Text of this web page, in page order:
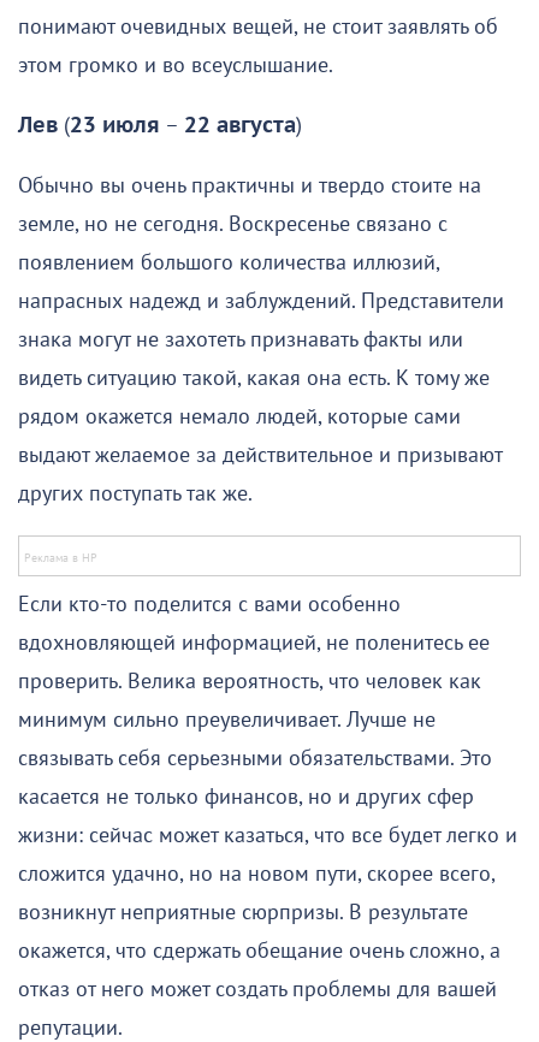
понимают очевидных вещей, не стоит заявлять об
этом громко и во всеуслышание.
Лев (23 июля – 22 августа)
Обычно вы очень практичны и твердо стоите на
земле, но не сегодня. Воскресенье связано с
появлением большого количества иллюзий,
напрасных надежд и заблуждений. Представители
знака могут не захотеть признавать факты или
видеть ситуацию такой, какая она есть. К тому же
рядом окажется немало людей, которые сами
выдают желаемое за действительное и призывают
других поступать так же.
Если кто-то поделится с вами особенно
вдохновляющей информацией, не поленитесь ее
проверить. Велика вероятность, что человек как
минимум сильно преувеличивает. Лучше не
связывать себя серьезными обязательствами. Это
касается не только финансов, но и других сфер
жизни: сейчас может казаться, что все будет легко и
сложится удачно, но на новом пути, скорее всего,
возникнут неприятные сюрпризы. В результате
окажется, что сдержать обещание очень сложно, а
отказ от него может создать проблемы для вашей
репутации.